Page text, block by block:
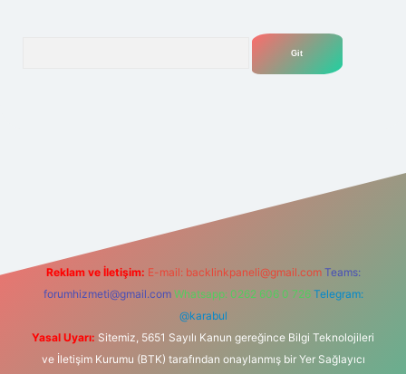
Reklam ve İletişim: E-mail: backlinkpaneli@gmail.com Teams:
forumhizmeti@gmail.com Whatsapp: 0262 606 0 726 Telegram:
@karabul
Yasal Uyarı: Sitemiz, 5651 Sayılı Kanun gereğince Bilgi Teknolojileri
ve İletişim Kurumu (BTK) tarafından onaylanmış bir Yer Sağlayıcı